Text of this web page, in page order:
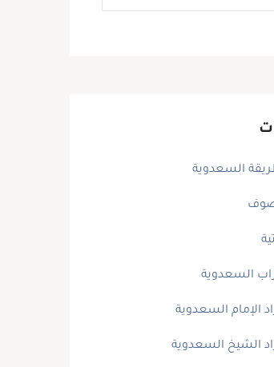
السعدوية
السعدوية
الإمام السعدوية
الشيخ السعدوية